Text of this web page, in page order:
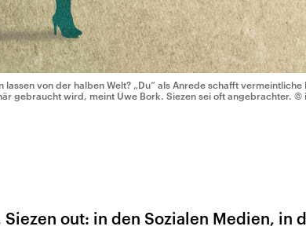
lassen von der halben Welt? „Du“ als Anrede schafft
gebraucht wird, meint Uwe Bork. Siezen sei oft angebrachter. ©
out: in den Sozialen Medien, in